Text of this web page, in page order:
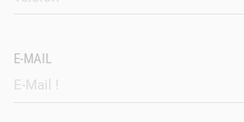
E-MAIL